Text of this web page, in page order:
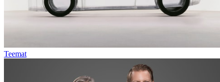
Teemat